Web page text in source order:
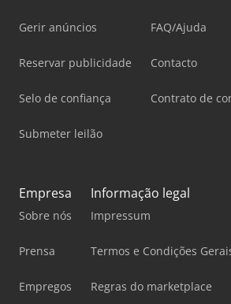
Gerir anúncios
Reservar publicidade
Selo de confiança
Submeter leilão
FAQ/Ajuda
Contacto
Contrato de
Empresa
Sobre nós
Prensa
Empregos
Informação legal
Impressum
Termos e Condições
Regras do marketplace